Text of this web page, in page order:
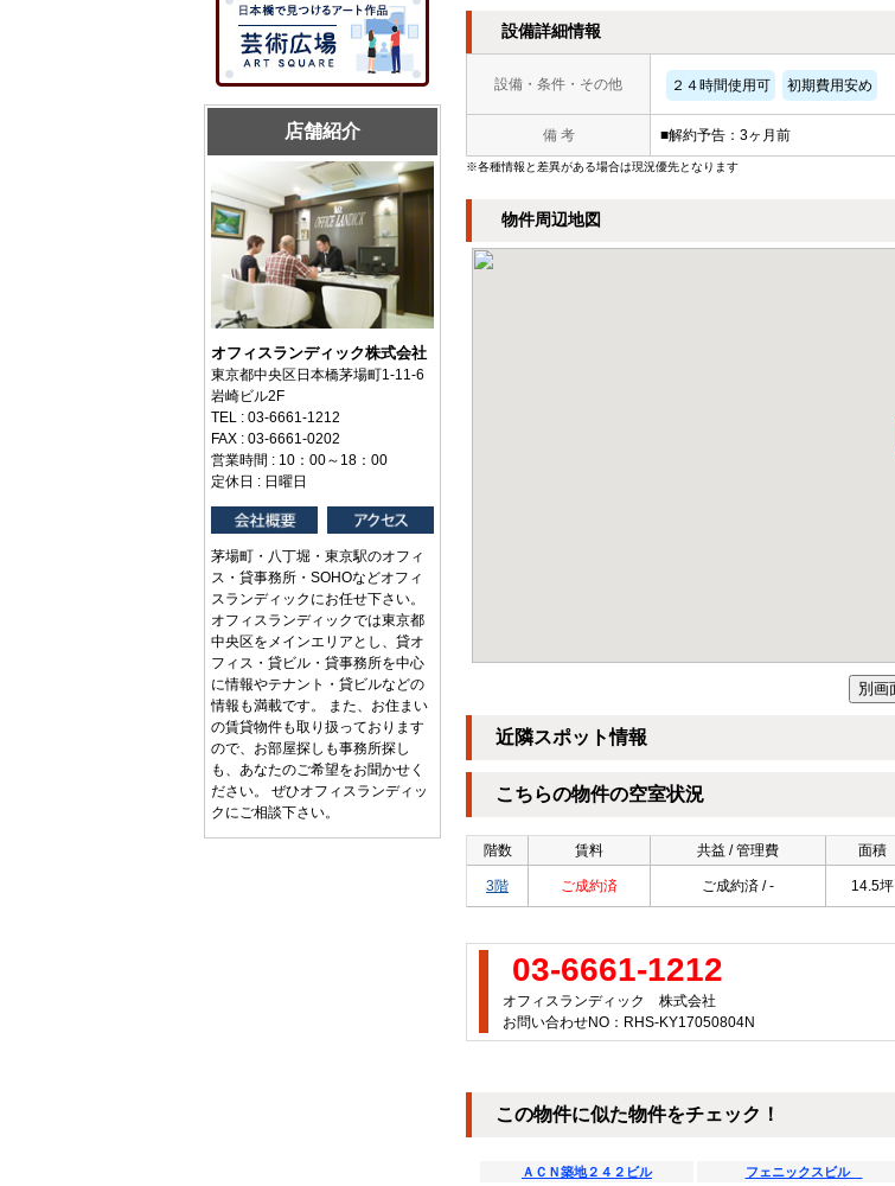
設備詳細情報
設備・条件・その他 ２４時間使用可 初期費用安め
備 考 ■解約予告：3ヶ月前
※各種情報と差異がある場合は現況優先となります
物件周辺地図
近隣スポット情報
こちらの物件の空室状況
階数 賃料 共益 / 管理費 面積
3階 ご成約済 ご成約済 / - 14.5坪
03-6661-1212
オフィスランディック 株式会社
お問い合わせNO：RHS-KY17050804N
この物件に似た物件をチェック！
ＡＣＮ築地２４２ビル フェニックスビル
店舗紹介
オフィスランディック株式会社
東京都中央区日本橋茅場町1-11-6
岩崎ビル2F
TEL : 03-6661-1212
FAX : 03-6661-0202
営業時間 : 10：00～18：00
定休日 : 日曜日
茅場町・八丁堀・東京駅のオフィ
ス・貸事務所・SOHOなどオフィ
スランディックにお任せ下さい。
オフィスランディックでは東京都
中央区をメインエリアとし、貸オ
フィス・貸ビル・貸事務所を中心
に情報やテナント・貸ビルなどの
情報も満載です。 また、お住まい
の賃貸物件も取り扱っております
ので、お部屋探しも事務所探し
も、あなたのご希望をお聞かせく
ださい。 ぜひオフィスランディッ
クにご相談下さい。